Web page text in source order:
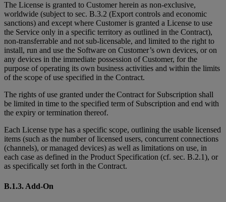
The License is granted to Customer herein as non-exclusive,
worldwide (subject to sec. B.3.2 (Export controls and economic
sanctions) and except where Customer is granted a License to use
the Service only in a specific territory as outlined in the Contract),
non-transferrable and not sub-licensable, and limited to the right to
install, run and use the Software on Customer’s own devices, or on
any devices in the immediate possession of Customer, for the
purpose of operating its own business activities and within the limits
of the scope of use specified in the Contract.
The rights of use granted under the Contract for Subscription shall
be limited in time to the specified term of Subscription and end with
the expiry or termination thereof.
Each License type has a specific scope, outlining the usable licensed
items (such as the number of licensed users, concurrent connections
(channels), or managed devices) as well as limitations on use, in
each case as defined in the Product Specification (cf. sec. B.2.1), or
as specifically set forth in the Contract.
B.1.3. Add-On